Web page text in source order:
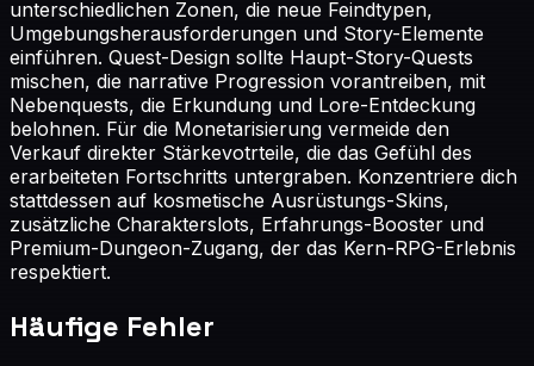
unterschiedlichen Zonen, die neue Feindtypen,
Umgebungsherausforderungen und Story-Elemente
einführen. Quest-Design sollte Haupt-Story-Quests
mischen, die narrative Progression vorantreiben, mit
Nebenquests, die Erkundung und Lore-Entdeckung
belohnen. Für die Monetarisierung vermeide den
Verkauf direkter Stärkevotrteile, die das Gefühl des
erarbeiteten Fortschritts untergraben. Konzentriere dich
stattdessen auf kosmetische Ausrüstungs-Skins,
zusätzliche Charakterslots, Erfahrungs-Booster und
Premium-Dungeon-Zugang, der das Kern-RPG-Erlebnis
respektiert.
Häufige Fehler